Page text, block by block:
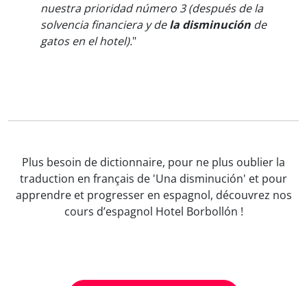
nuestra prioridad número 3 (después de la
solvencia financiera y dela disminución de
gatos en el hotel)."
Plus besoin de dictionnaire, pour ne plus oublier la
traduction en français de 'Una disminución' et pour
apprendre et progresser en espagnol, découvrez nos
cours d’espagnol Hotel Borbollón !